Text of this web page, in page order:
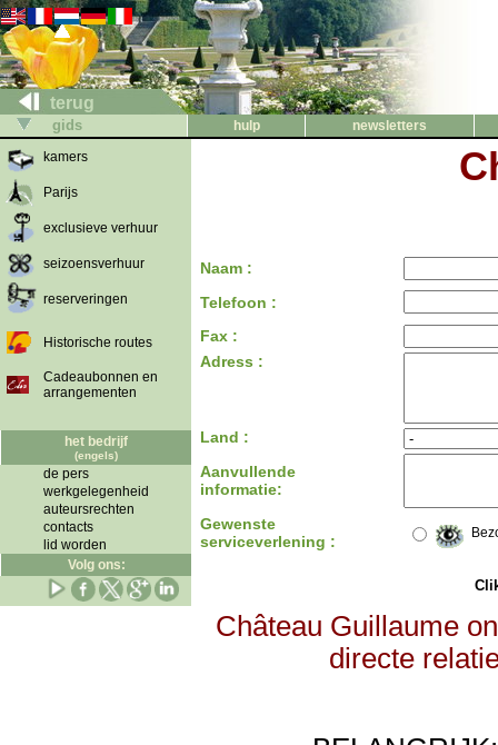
terug
gids hulp
newsletters
kamers
Parijs
exclusieve verhuur
seizoensverhuur
reserveringen
Historische routes
Cadeaubonnen en
arrangementen
het bedrijf
(engels)
de pers
werkgelegenheid
auteursrechten
contacts
lid worden
Volg ons:
Naam :
Telefoon :
Fax :
Adress :
Land :
Aanvullende
informatie:
Gewenste
serviceverlening :
Château Guillaume
directe